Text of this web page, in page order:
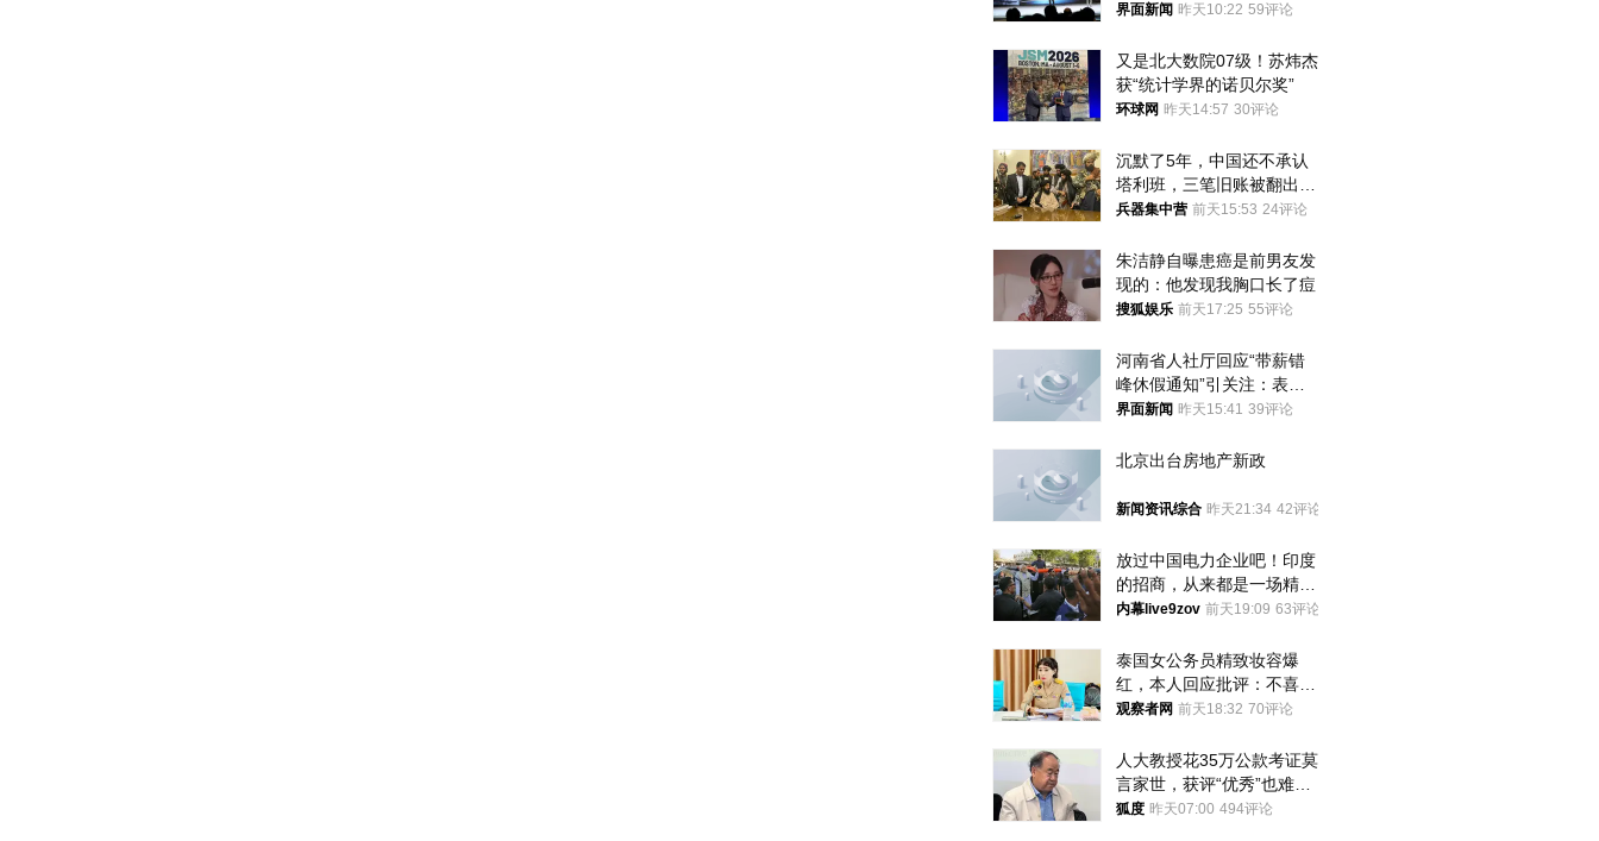
界面新闻 昨天10:22 59评论
又是北大数院07级！苏炜杰
获“统计学界的诺贝尔奖”
环球网 昨天14:57 30评论
沉默了5年，中国还不承认
塔利班，三笔旧账被翻出，
最大风险出现
兵器集中营 前天15:53 24评论
朱洁静自曝患癌是前男友发
现的：他发现我胸口长了痘
搜狐娱乐 前天17:25 55评论
河南省人社厅回应“带薪错
峰休假通知”引关注：表述
不够准确，待修改后印发
界面新闻 昨天15:41 39评论
北京出台房地产新政
新闻资讯综合 昨天21:34 42评论
放过中国电力企业吧！印度
的招商，从来都是一场精准
收割
内幕live9zov 前天19:09 63评论
泰国女公务员精致妆容爆
红，本人回应批评：不喜欢
就别看
观察者网 前天18:32 70评论
人大教授花35万公款考证莫
言家世，获评“优秀”也难服
众
狐度 昨天07:00 494评论